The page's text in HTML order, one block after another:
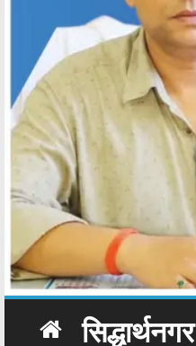
सिद्धार्थनगर